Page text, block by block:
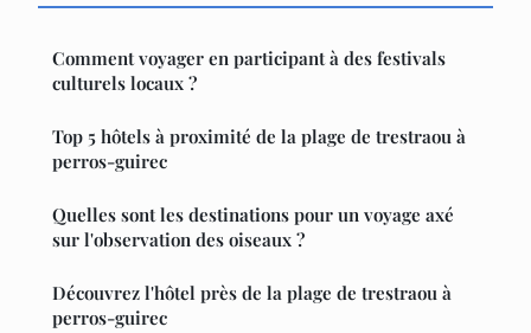
Comment voyager en participant à des festivals
culturels locaux ?
Top 5 hôtels à proximité de la plage de trestraou à
perros-guirec
Quelles sont les destinations pour un voyage axé
sur l'observation des oiseaux ?
Découvrez l'hôtel près de la plage de trestraou à
perros-guirec